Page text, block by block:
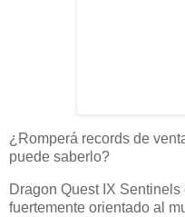
¿Romperá records de
puede saberlo?
Dragon Quest IX Sentinels
fuertemente orientado al